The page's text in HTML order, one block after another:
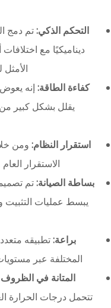
التحكم الذكي:تم دمج
ديناميكيًا مع
كفاءة الطاقة: إنه
يقلل بشكل كبير
استقرار النظام: ومن
الاستقرار
بساطة الصيانة:تم
يبسط عمليات
براعة:تطبيقه
المختلفة عبر
المتانة في الظروف
تتحمل درجات الحرارة